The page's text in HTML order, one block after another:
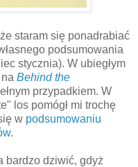
staram się ponadrabiać
podsumowania
stycznia). W ubiegłym
Behind the
przypadkiem. W
los pomógł mi trochę
w podsumowaniu
.
bardzo dziwić, gdyż